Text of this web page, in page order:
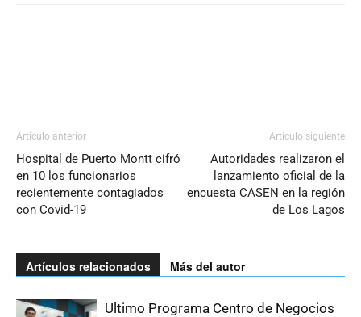
Artículo anterior
Hospital de Puerto Montt cifró
en 10 los funcionarios
recientemente contagiados
con Covid-19
Artículo siguiente
Autoridades realizaron el
lanzamiento oficial de la
encuesta CASEN en la región
de Los Lagos
Artículos relacionados Más del autor
Ultimo Programa Centro de Negocios